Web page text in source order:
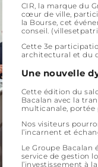
CIR, la marque du
cœur de ville,
la Bourse, cet
conseil. (
Cette 3e
architectural et du
Une nouvelle
Cette édition du
Bacalan avec la
multicanale, portée
Nos visiteurs
l’incarnent et
Le Groupe
service de gestion
l’investissement à